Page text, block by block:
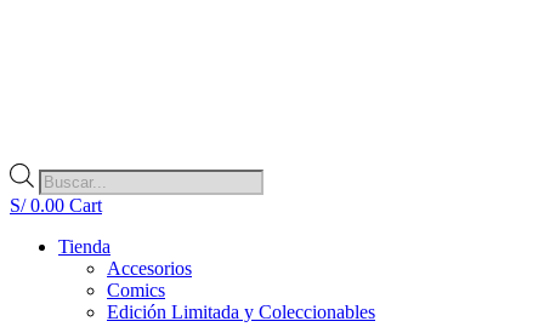
Búsqueda
de
productos
S/0.00 Cart
Tienda
Accesorios
Comics
Edición Limitada y Coleccionables